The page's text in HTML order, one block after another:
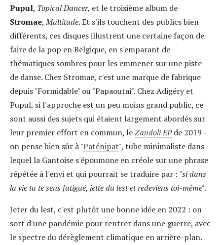
Pupul, Topical Dancer, et le troisième album de
Stromae,Multitude. Et s'ils touchent des publics bien
différents, ces disques illustrent une certaine façon de
faire de la pop en Belgique, en s'emparant de
thématiques sombres pour les emmener sur une piste
de danse. Chez Stromae, c'est une marque de fabrique
depuis "Formidable" ou "Papaoutai". Chez Adigéry et
Pupul, si l'approche est un peu moins grand public, ce
sont aussi des sujets qui étaient largement abordés sur
leur premier effort en commun, leZandoli EP de 2019 -
on pense bien sûr à "Paténipat", tube minimaliste dans
lequel la Gantoise s'époumone en créole sur une phrase
répétée à l'envi et qui pourrait se traduire par : "si dans
la vie tu te sens fatigué, jette du lest et redeviens toi-même".
Jeter du lest, c'est plutôt une bonne idée en 2022 : on
sort d'une pandémie pour rentrer dans une guerre, avec
le spectre du dérèglement climatique en arrière-plan.